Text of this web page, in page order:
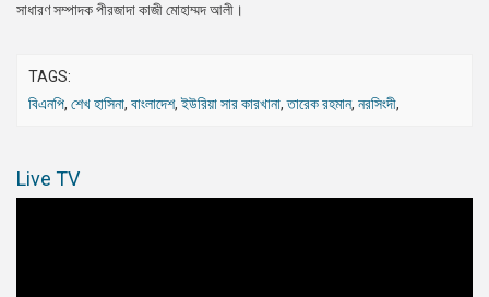
সাধারণ সম্পাদক পীরজাদা কাজী মোহাম্মদ আলী।
TAGS:
বিএনপি, শেখ হাসিনা, বাংলাদেশ,ইউরিয়া সার কারখানা,তারেক রহমান, নরসিংদী,
Live TV